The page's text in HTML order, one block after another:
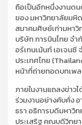
ถือเป็นอีกหนึ่งงานด
ของ มหาวิทยาลัยมหิ
สมาคมศิษย์เก่ามหา
บริษัท การบินไทย จ
อร์เทนเม้นท์ เอเจน
ประเทศไทย
หน้าที่ถ่ายทอดบทเพ
ภายในงานแถลงข่า
ร่วมงานอย่างคับคั่ง
ธรา อธิการบดีมหาวิ
ประเสริฐ คณบดีวิทย